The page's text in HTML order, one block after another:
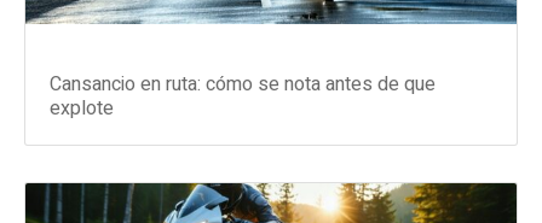
Cansancio en ruta: cómo se nota antes de que
explote